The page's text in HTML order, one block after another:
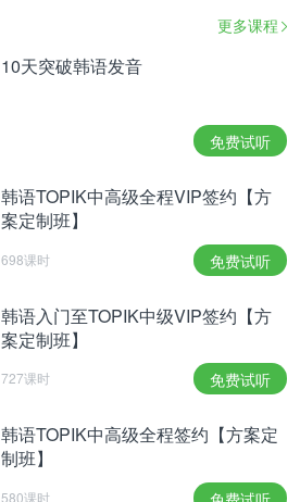
更多课程
10天突破韩语发音
免费试听
韩语TOPIK中高级全程VIP签约【方
案定制班】
698课时 免费试听
韩语入门至TOPIK中级VIP签约【方
案定制班】
727课时 免费试听
韩语TOPIK中高级全程签约【方案定
制班】
580课时